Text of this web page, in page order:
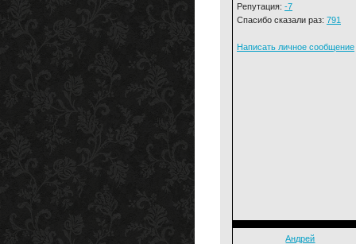
Репутация: -7
Спасибо сказали раз: 791
Написать личное сообщение
Андрей